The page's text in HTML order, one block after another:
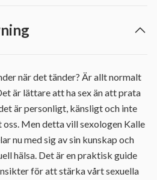
när det tänder? Är allt normalt
är lättare att ha sex än att prata
är personligt, känsligt och inte
Men detta vill sexologen Kalle
nu med sig av sin kunskap och
hälsa. Det är en praktisk guide
för att stärka vårt sexuella